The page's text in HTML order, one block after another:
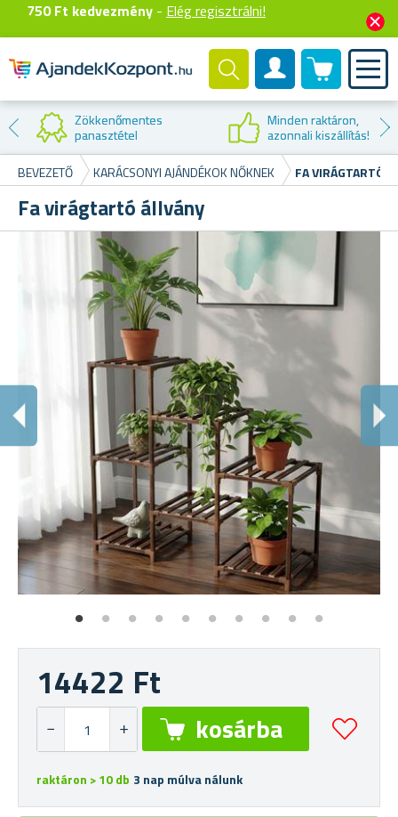
750 Ft kedvezmény - Elég regisztrálni!
Felhasználók fiók
0 termék
Zökkenőmentes
panasztétel
Minden raktáron,
azonnali kiszállítás!
BEVEZETŐ
KARÁCSONYI AJÁNDÉKOK NŐKNEK FA VIRÁGTARTÓ
Fa virágtartó állvány
14422 Ft
raktáron > 10 db 3 nap múlva nálunk